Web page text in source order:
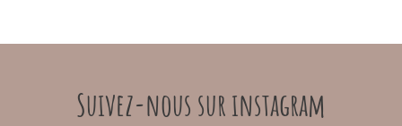
Suivez-nous sur instagram